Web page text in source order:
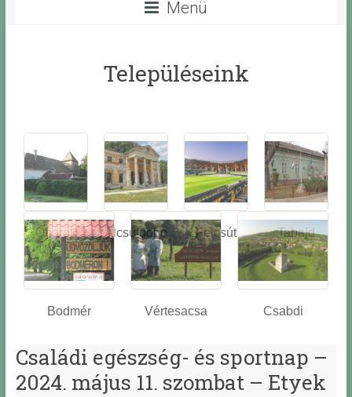
Menü
Településeink
Óbarok
Alcsútdobo
z
Felcsút Tabajd
Bodmér Vértesacsa Csabdi
Családi egészség- és sportnap –
2024. május 11. szombat – Etyek